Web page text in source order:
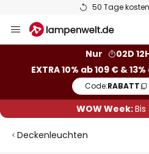
50 Tage
Inhalt
Nur
02D
EXTRA 10% ab 109 € &
Code:RABATT
WOW Week:
Deckenleuchten